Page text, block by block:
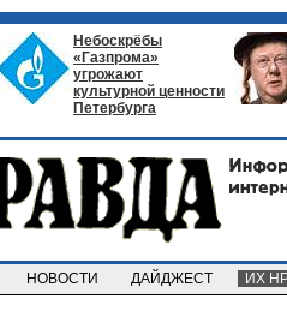
Небоскрёбы
«Газпрома»
угрожают
культурной ценности
Петербурга
НОВОСТИ ДАЙДЖЕСТ ИХ